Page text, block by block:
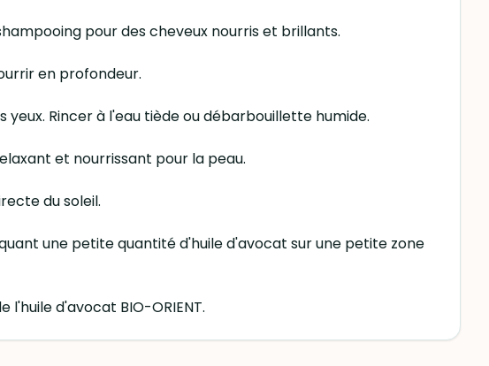
pour des cheveux nourris et brillants.
en profondeur.
Rincer à l'eau tiède ou débarbouillette humide.
et nourrissant pour la peau.
du soleil.
une petite quantité d'huile d'avocat sur une petite zone
d'avocat BIO-ORIENT.